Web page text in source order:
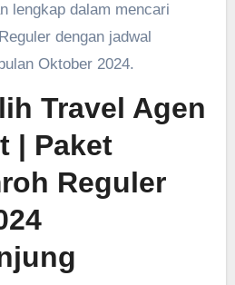
lengkap dalam mencari
dengan jadwal
Oktober 2024.
Travel Agen
| Paket
Reguler